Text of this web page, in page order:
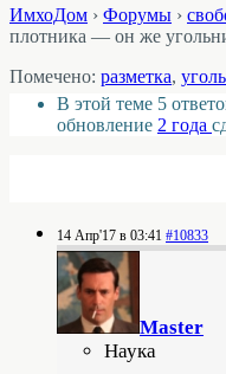
ИмхоДом › Форумы ›
плотника — он же
Помечено: разметка,
В этой теме 5
обновление 2 года
14 Апр'17 в 03:41 #10833
Master
Наука